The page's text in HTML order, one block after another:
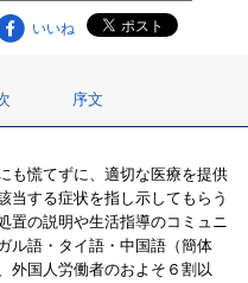
いいね
序文
も慌てずに、適切な医療を提供
当する症状を指し示してもらう
置の説明や生活指導のコミュニ
ル語・タイ語・中国語（簡体
外国人労働者のおよそ６割以